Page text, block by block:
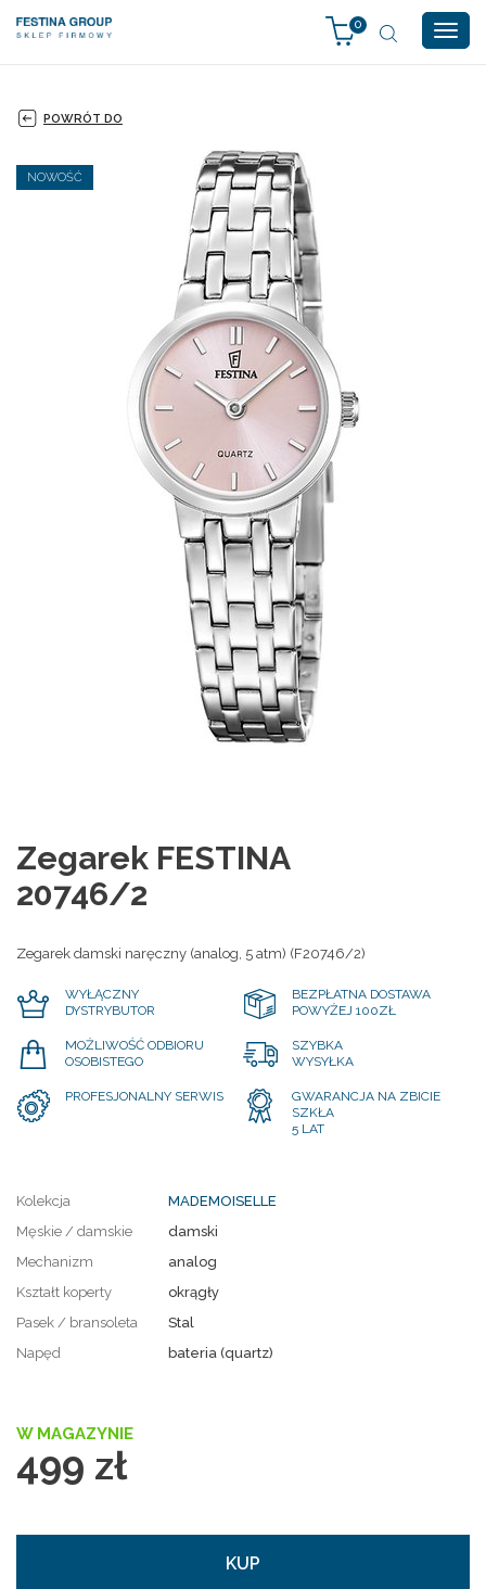
0
POWRÓT DO
NOWOŚĆ
Zegarek FESTINA
20746/2
Zegarek damski naręczny (analog, 5 atm) (F20746/2)
WYŁĄCZNY
DYSTRYBUTOR
BEZPŁATNA DOSTAWA
POWYŻEJ 100ZŁ
MOŻLIWOŚĆ ODBIORU
OSOBISTEGO
SZYBKA
WYSYŁKA
PROFESJONALNY SERWIS
GWARANCJA NA ZBICIE
SZKŁA
5 LAT
Kolekcja
MADEMOISELLE
Męskie / damskie
damski
Mechanizm
analog
Kształt koperty
okrągły
Pasek / bransoleta
Stal
Napęd
bateria (quartz)
W MAGAZYNIE
499 zł
KUP